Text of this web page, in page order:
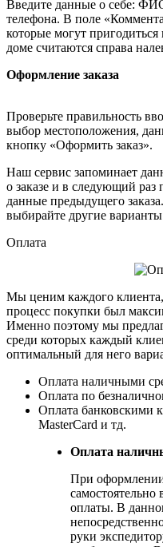
Введите данные о себе:
телефона. В поле
которые могут
доме считаются справа
Оформление заказа
Проверьте правильность
выбор местоположения,
кнопку «Оформить заказ».
Наш сервис запоминает
о заказе и в следующий
данные предыдущего
выбирайте другие
Оплата
Мы ценим каждого клиента,
процесс покупки был
Именно поэтому мы
среди которых каждый
оптимальный для него
Оплата наличными
Оплата по
Оплата банковскими
MasterCard и тд.
Оплата
При оформлении
оплаты. В
руки